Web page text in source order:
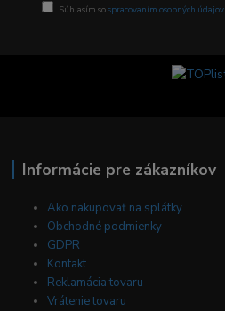
Súhlasím sospracovaním osobných údajov
Informácie pre zákazníkov
Ako nakupovať na splátky
Obchodné podmienky
GDPR
Kontakt
Reklamácia tovaru
Vrátenie tovaru